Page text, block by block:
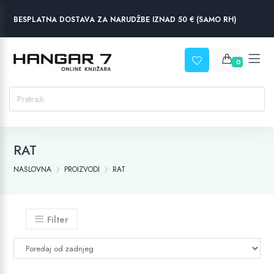
BESPLATNA DOSTAVA ZA NARUDŽBE IZNAD 50 € (SAMO RH)
0
RAT
NASLOVNA PROIZVODI RAT
Filter